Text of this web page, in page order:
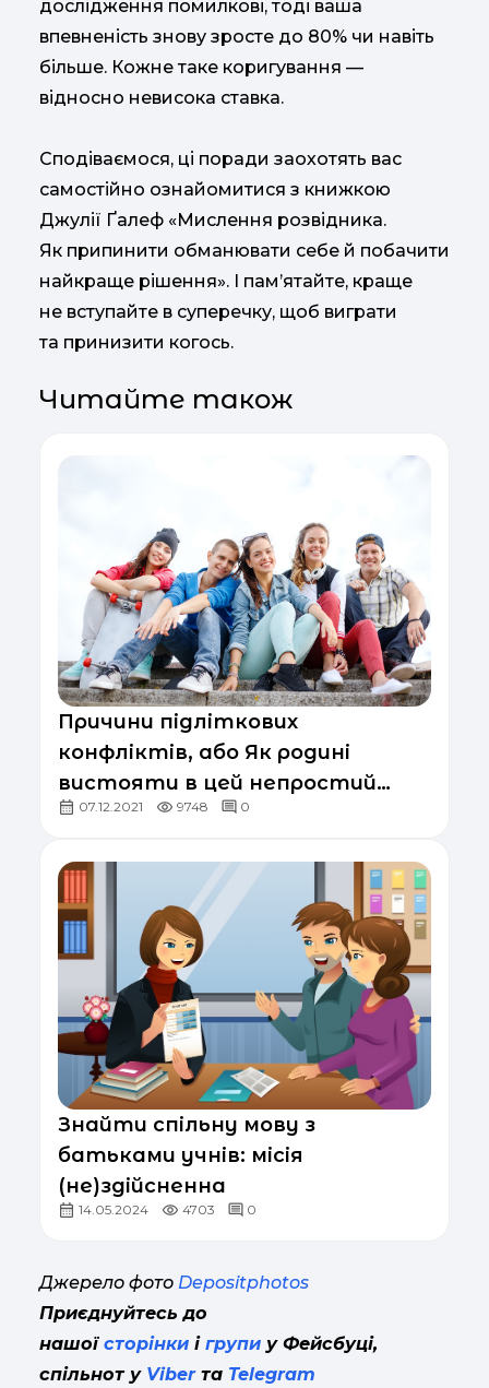
дослідження помилкові, тоді ваша
впевненість знову зросте до 80% чи навіть
більше. Кожне таке коригування —
відносно невисока ставка.
Сподіваємося, ці поради заохотять вас
самостійно ознайомитися з книжкою
Джулії Ґалеф «Мислення розвідника.
Як припинити обманювати себе й побачити
найкраще рішення». І пам’ятайте, краще
не вступайте в суперечку, щоб виграти
та принизити когось.
Читайте також
Причини підліткових
конфліктів, або Як родині
вистояти в цей непростий
період
07.12.2021 9748 0
Знайти спільну мову з
батьками учнів: місія
(не)здійсненна
14.05.2024 4703 0
Джерело фото Depositphotos
Приєднуйтесь до
нашоїсторінки ігрупи у Фейсбуці,
спільнот уViberта Telegram